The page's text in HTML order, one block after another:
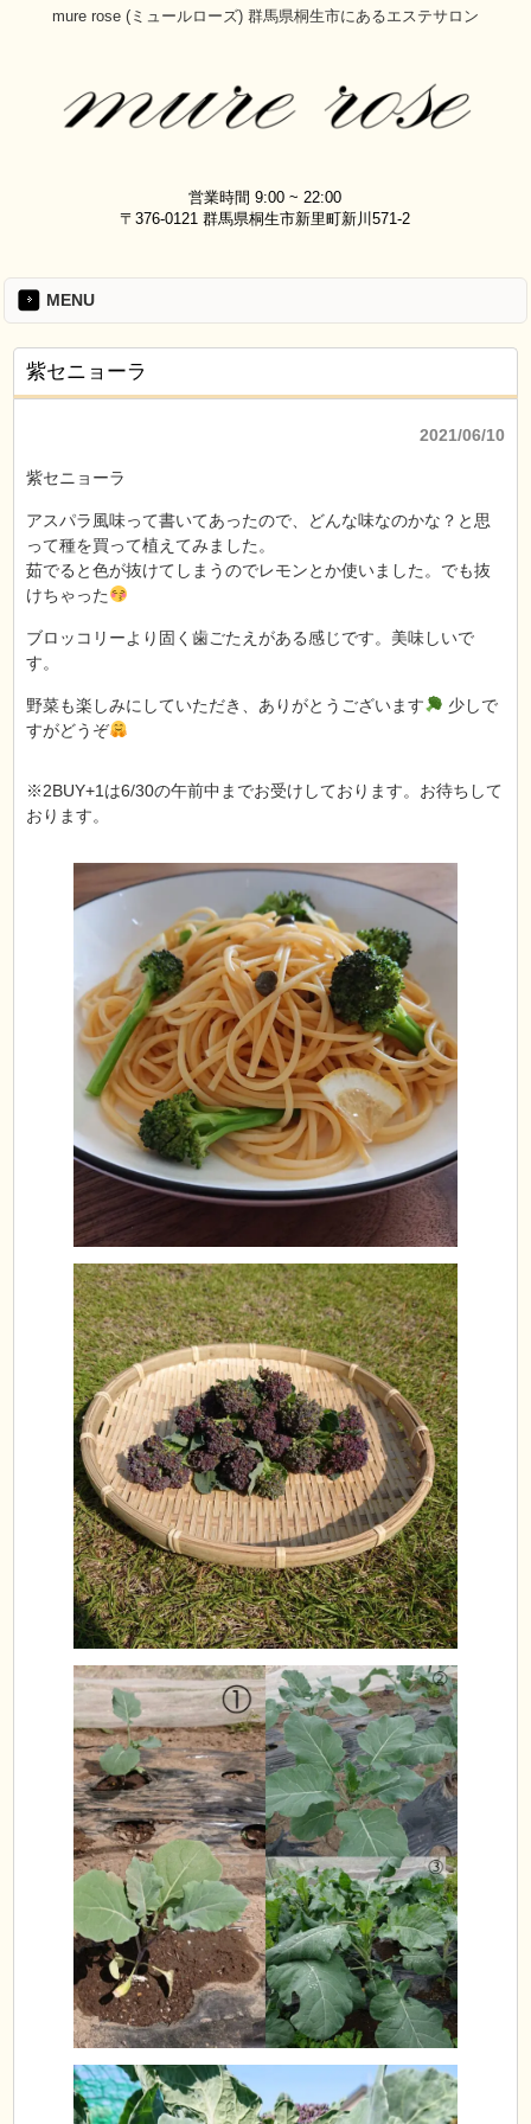
mure rose (ミュールローズ) 群馬県桐生市にあるエステサロン
営業時間 9:00 ~ 22:00
〒376-0121 群馬県桐生市新里町新川571-2
MENU
紫セニョーラ
2021/06/10
紫セニョーラ
アスパラ風味って書いてあったので、どんな味なのかな？と思
って種を買って植えてみました。
茹でると色が抜けてしまうのでレモンとか使いました。でも抜
けちゃった
ブロッコリーより固く歯ごたえがある感じです。美味しいで
す。
野菜も楽しみにしていただき、ありがとうございます
少しで
すがどうぞ
※2BUY+1は6/30の午前中までお受けしております。お待ちして
おります。